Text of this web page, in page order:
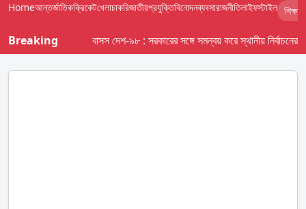
Homeআন্তর্জাতিকক্রিকেটখেলাচাকরিজাতীয়প্রযুক্তিবিনোদনব্যবসারাজনীতিলাইফস্টাইল শিক্ষা
Breaking বাসস দেশ-৯৮ : সরকারের সঙ্গে সমন্বয় করে স্থানীয় নির্বাচনের